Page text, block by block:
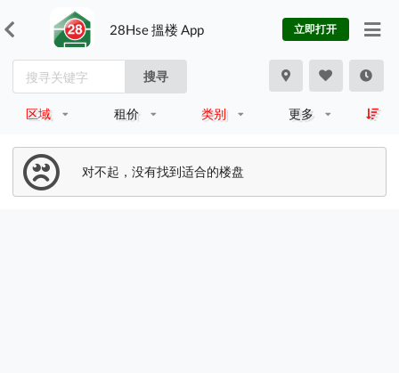
28Hse 搵楼 App 立即打开
搜寻
区域 租价 类别 更多
对不起，没有找到适合的楼盘